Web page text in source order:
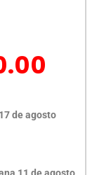
es:
17 de agosto